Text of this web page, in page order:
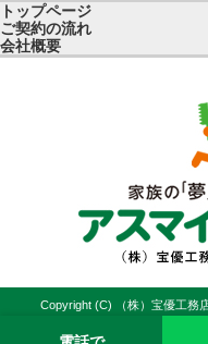
トップページ
ご契約の流れ
会社概要
Copyright (C) （株）宝優工務